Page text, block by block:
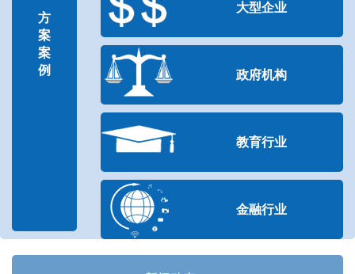
方
案
案
例
大型企业
政府机构
教育行业
金融行业